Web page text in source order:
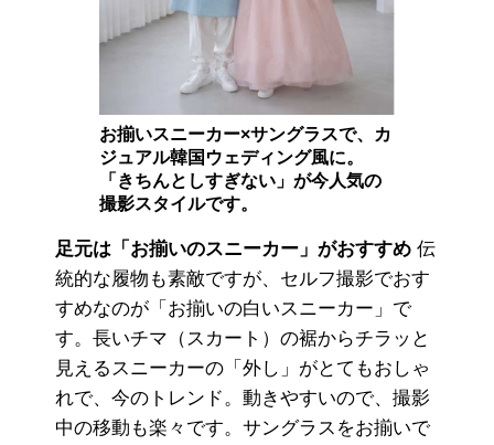
お揃いスニーカー×サングラスで、カ
ジュアル韓国ウェディング風に。
「きちんとしすぎない」が今人気の
撮影スタイルです。
足元は「お揃いのスニーカー」がおすすめ 伝
統的な履物も素敵ですが、セルフ撮影でおす
すめなのが「お揃いの白いスニーカー」で
す。長いチマ（スカート）の裾からチラッと
見えるスニーカーの「外し」がとてもおしゃ
れで、今のトレンド。動きやすいので、撮影
中の移動も楽々です。サングラスをお揃いで